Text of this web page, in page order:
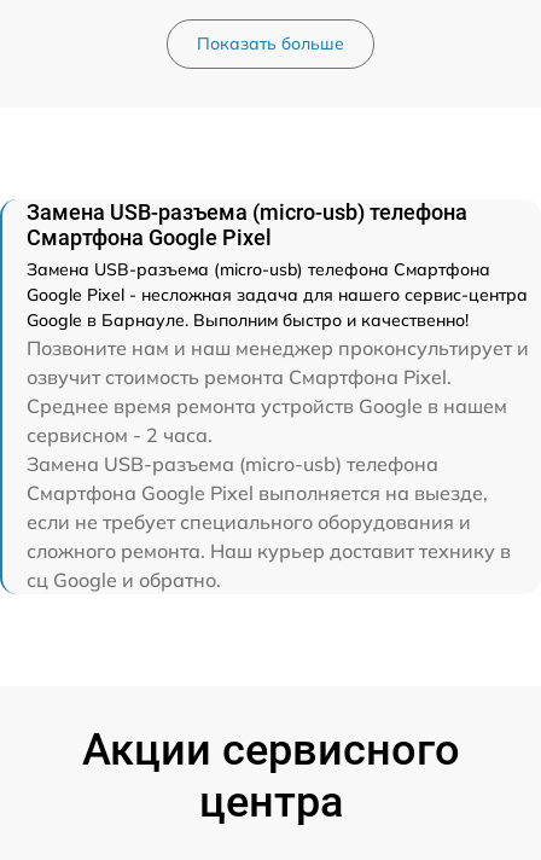
Показать больше
Замена USB-разъема (micro-usb) телефона
Смартфона Google Pixel
Замена USB-разъема (micro-usb) телефона Смартфона
Google Pixel - несложная задача для нашего сервис-центра
Google в Барнауле. Выполним быстро и качественно!
Позвоните нам и наш менеджер проконсультирует и
озвучит стоимость ремонта Смартфона Pixel.
Среднее время ремонта устройств Google в нашем
сервисном - 2 часа.
Замена USB-разъема (micro-usb) телефона
Смартфона Google Pixel выполняется на выезде,
если не требует специального оборудования и
сложного ремонта. Наш курьер доставит технику в
сц Google и обратно.
Акции сервисного
центра